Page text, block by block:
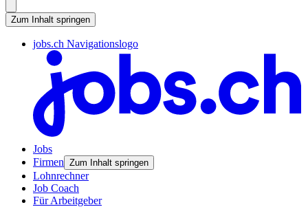
Zum Inhalt springen
jobs.ch Navigationslogo
Jobs
Firmen Zum Inhalt springen
Lohnrechner
Job Coach
Für Arbeitgeber